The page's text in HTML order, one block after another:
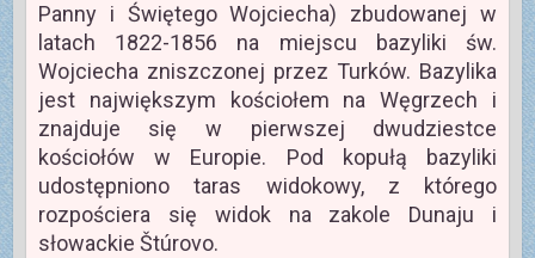
Panny i Świętego Wojciecha) zbudowanej w
latach 1822-1856 na miejscu bazyliki św.
Wojciecha zniszczonej przez Turków. Bazylika
jest największym kościołem na Węgrzech i
znajduje się w pierwszej dwudziestce
kościołów w Europie. Pod kopułą bazyliki
udostępniono taras widokowy, z którego
rozpościera się widok na zakole Dunaju i
słowackie Štúrovo.